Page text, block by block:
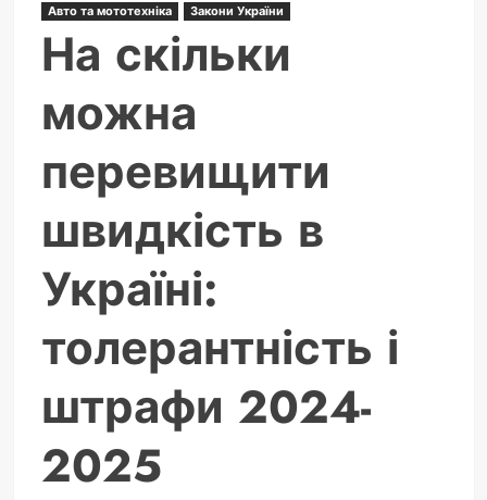
Авто та мототехніка Закони України
На скільки
можна
перевищити
швидкість в
Україні:
толерантність і
штрафи 2024-
2025